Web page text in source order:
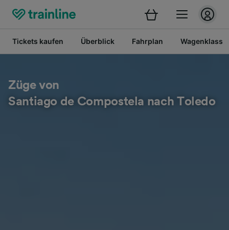
Tickets kaufen Überblick Fahrplan
Züge von
Santiago de Compostela nach Toledo